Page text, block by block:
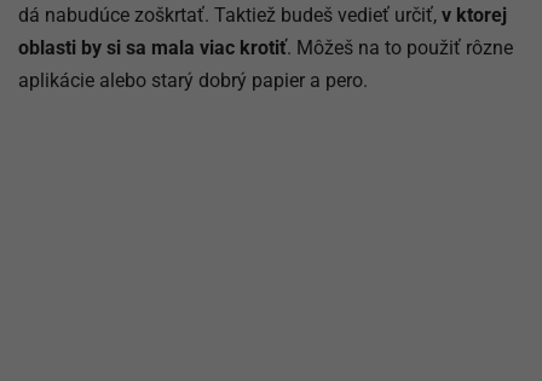
dá nabudúce zoškrtať. Taktiež budeš vedieť určiť, v ktorej
oblasti by si sa mala viac krotiť. Môžeš na to použiť rôzne
aplikácie alebo starý dobrý papier a pero.